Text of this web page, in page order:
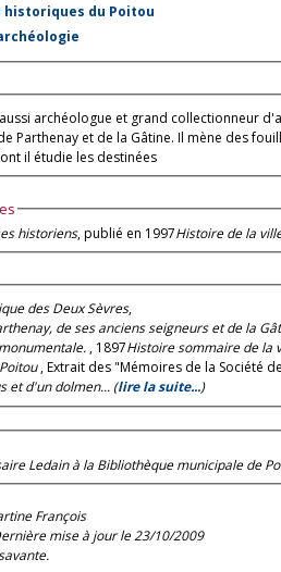
historiques du Poitou
archéologue et grand collectionneur
Parthenay et de la Gâtine. Il mène des
il étudie les destinées
historiens, publié en 1997Histoire de la
des Deux Sèvres,
de ses anciens seigneurs et de la
, 1897Histoire sommaire de la
, Extrait des "Mémoires de la Société
et d'un dolmen... (lire la suite...)
Ledain à la Bibliothèque municipale de
François
mise à jour le 23/10/2009